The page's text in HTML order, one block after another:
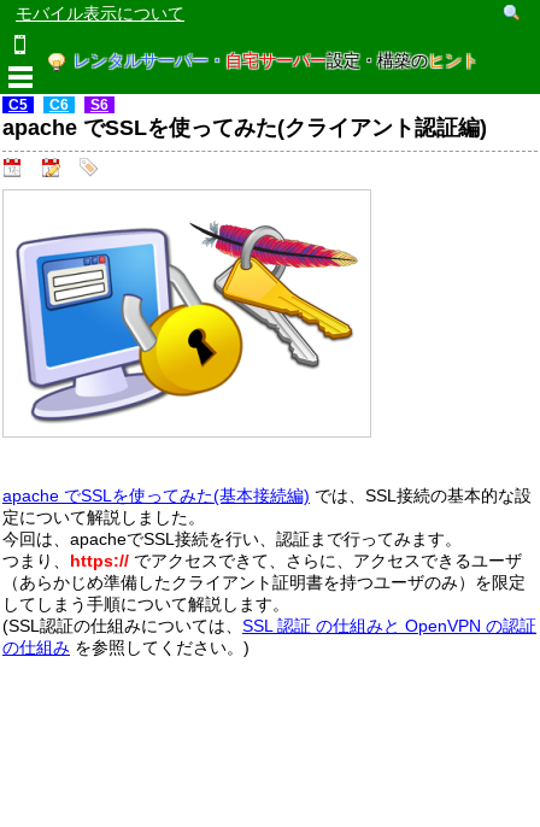
モバイル表示について
レンタルサーバー・ 自宅サーバー設定・構築のヒント
C5 C6 S6
apache でSSLを使ってみた(クライアント認証編)
apache でSSLを使ってみた(基本接続編) では、SSL接続の基本的な設
定について解説しました。
今回は、apacheでSSL接続を行い、認証まで行ってみます。
つまり、 https:// でアクセスできて、さらに、アクセスできるユーザ
（あらかじめ準備したクライアント証明書を持つユーザのみ）を限定
してしまう手順について解説します。
(SSL認証の仕組みについては、 SSL 認証 の仕組みと OpenVPN の認証
の仕組み を参照してください。)